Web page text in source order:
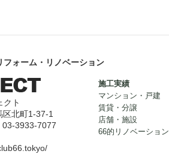
ォーム・リノベーション
クト
北町1-37-1
3933-7077
施工実績
マンション・戸建
賃貸・分譲
店舗・施設
66的リノベーション